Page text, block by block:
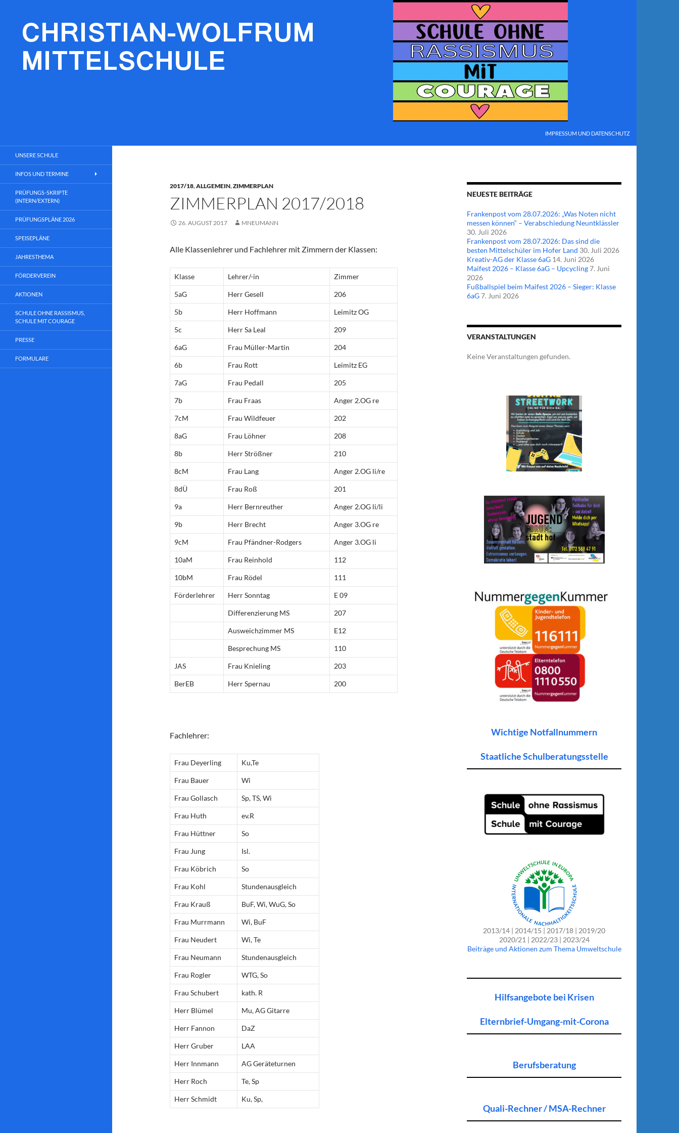
springen
IMPRESSUM UND DATENSCHUTZ
2017/18,ALLGEMEIN,ZIMMERPLAN
ZIMMERPLAN 2017/2018
26. AUGUST 2017 MNEUMANN
Alle Klassenlehrer und Fachlehrer mit Zimmern der Klassen:
Klasse Lehrer/-in Zimmer
5aG Herr Gesell 206
5b Herr Hoffmann Leimitz OG
5c Herr Sa Leal 209
6aG Frau Müller-Martin 204
6b Frau Rott Leimitz EG
7aG Frau Pedall 205
7b Frau Fraas Anger 2.OG re
7cM Frau Wildfeuer 202
8aG Frau Löhner 208
8b Herr Strößner 210
8cM Frau Lang Anger 2.OG li/re
8dÜ Frau Roß 201
9a Herr Bernreuther Anger 2.OG li/li
9b Herr Brecht Anger 3.OG re
9cM Frau Pfändner-Rodgers Anger 3.OG li
10aM Frau Reinhold 112
10bM Frau Rödel 111
Förderlehrer Herr Sonntag E 09
Differenzierung MS 207
Ausweichzimmer MS E12
Besprechung MS 110
JAS Frau Knieling 203
BerEB Herr Spernau 200
Fachlehrer:
Frau Deyerling Ku,Te
Frau Bauer Wi
Frau Gollasch Sp, TS, Wi
Frau Huth ev.R
Frau Hüttner So
Frau Jung Isl.
Frau Köbrich So
Frau Kohl Stundenausgleich
Frau Krauß BuF, Wi, WuG, So
Frau Murrmann Wi, BuF
Frau Neudert Wi, Te
Frau Neumann Stundenausgleich
Frau Rogler WTG, So
Frau Schubert kath. R
Herr Blümel Mu, AG Gitarre
Herr Fannon DaZ
Herr Gruber LAA
Herr Innmann AG Geräteturnen
Herr Roch Te, Sp
Herr Schmidt Ku, Sp,
NEUESTE BEITRÄGE
Frankenpost vom 28.07.2026: „Was Noten nicht
messen können“ – Verabschiedung Neuntklässler
30. Juli 2026
Frankenpost vom 28.07.2026: Das sind die
besten Mittelschüler im Hofer Land 30. Juli 2026
Kreativ-AG der Klasse 6aG 14. Juni 2026
Maifest 2026 – Klasse 6aG – Upcycling7. Juni
2026
Fußballspiel beim Maifest 2026 – Sieger: Klasse
6aG7. Juni 2026
VERANSTALTUNGEN
Keine Veranstaltungen gefunden.
Wichtige Notfallnummern
Staatliche Schulberatungsstelle
2013/14 | 2014/15 | 2017/18 | 2019/20
2020/21 | 2022/23 | 2023/24
Beiträge und Aktionen zum Thema Umweltschule
Hilfsangebote bei Krisen
Elternbrief-Umgang-mit-Corona
Berufsberatung
Quali-Rechner / MSA-Rechner
UNSERE SCHULE
INFOS UND TERMINE
PRÜFUNGS-SKRIPTE
(INTERN/EXTERN)
PRÜFUNGSPLÄNE 2026
SPEISEPLÄNE
JAHRESTHEMA
FÖRDERVEREIN
AKTIONEN
SCHULE OHNE RASSISMUS,
SCHULE MIT COURAGE
PRESSE
FORMULARE